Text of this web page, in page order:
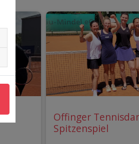
Offinger
Spitzenspiel